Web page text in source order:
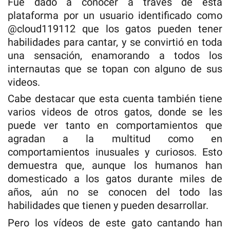
plataforma por un usuario identificado como
@cloud119112 que los gatos pueden tener
habilidades para cantar, y se convirtió en toda
una sensación, enamorando a todos los
internautas que se topan con alguno de sus
videos.
Cabe destacar que esta cuenta también tiene
varios videos de otros gatos, donde se les
puede ver tanto en comportamientos que
agradan a la multitud como en
comportamientos inusuales y curiosos. Esto
demuestra que, aunque los humanos han
domesticado a los gatos durante miles de
años, aún no se conocen del todo las
habilidades que tienen y pueden desarrollar.
Pero los vídeos de este gato cantando han